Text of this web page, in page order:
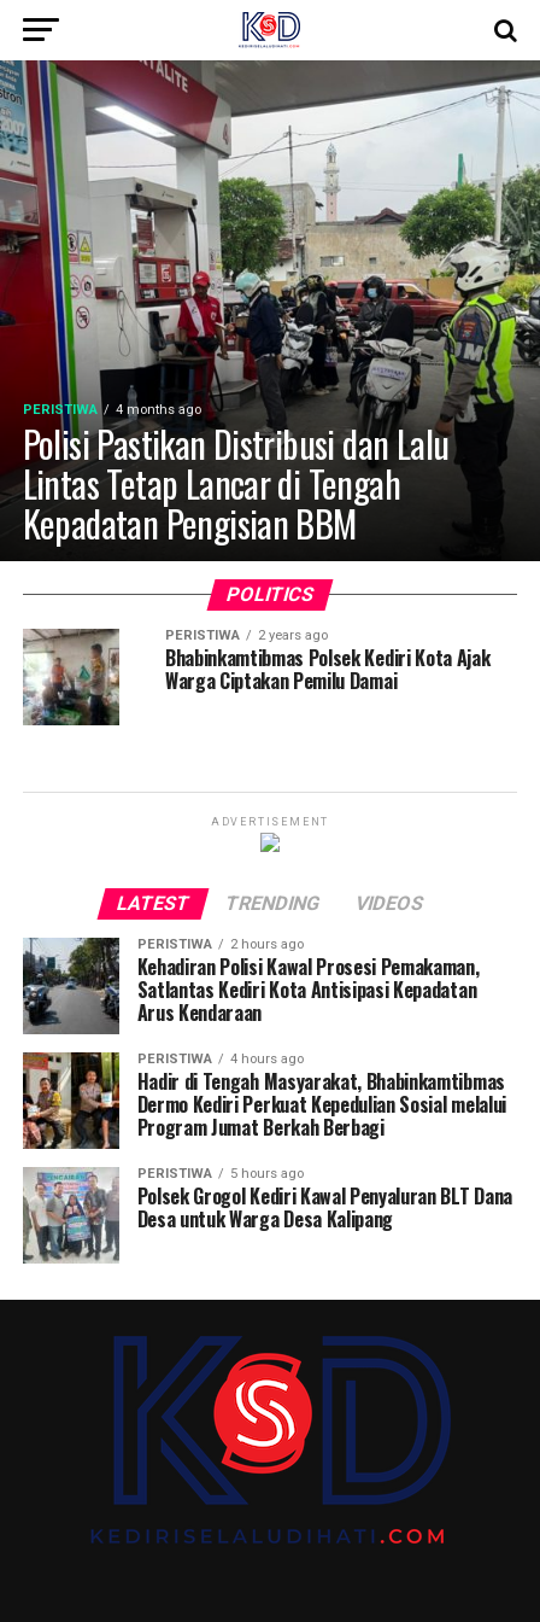
PERISTIWA 4 months ago
Polisi Pastikan Distribusi dan Lalu
Lintas Tetap Lancar di Tengah
Kepadatan Pengisian BBM
POLITICS
PERISTIWA 2 years ago
Bhabinkamtibmas Polsek Kediri Kota Ajak
Warga Ciptakan Pemilu Damai
ADVERTISEMENT
LATEST TRENDING VIDEOS
PERISTIWA 2 hours ago
Kehadiran Polisi Kawal Prosesi Pemakaman,
Satlantas Kediri Kota Antisipasi Kepadatan
Arus Kendaraan
PERISTIWA 4 hours ago
Hadir di Tengah Masyarakat, Bhabinkamtibmas
Dermo Kediri Perkuat Kepedulian Sosial melalui
Program Jumat Berkah Berbagi
PERISTIWA 5 hours ago
Polsek Grogol Kediri Kawal Penyaluran BLT Dana
Desa untuk Warga Desa Kalipang